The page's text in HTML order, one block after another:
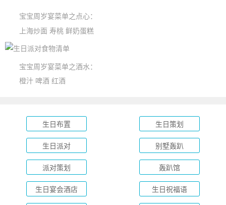
宝宝周岁宴菜单之点心：
上海炒面 寿桃 鲜奶蛋糕
宝宝周岁宴菜单之酒水：
橙汁 啤酒 红酒
生日布置 生日策划
生日派对 别墅轰趴
派对策划 轰趴馆
生日宴会酒店 生日祝福语